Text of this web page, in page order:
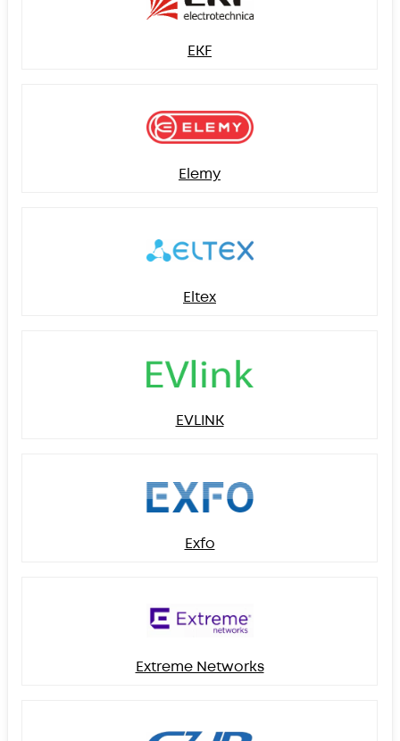
EKF
Elemy
Eltex
EVLINK
Exfo
Extreme Networks